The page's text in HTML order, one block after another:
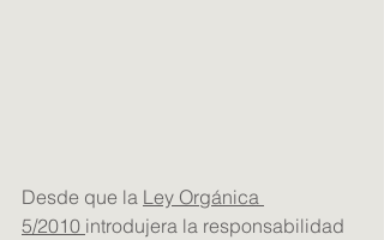
Desde que la Ley Orgánica
5/2010 introdujera la responsabilidad